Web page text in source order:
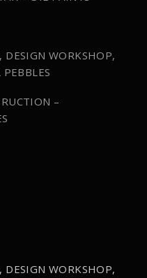
DESIGN WORKSHOP,
–
DESIGN WORKSHOP,